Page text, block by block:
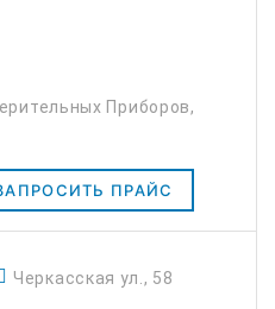
Приборов,
ПРАЙС
Черкасская ул., 58